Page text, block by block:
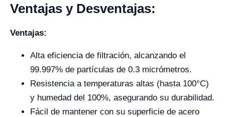
Ventajas y Desventajas:
Ventajas:
Alta eficiencia de filtración, alcanzando el
99.997% de partículas de 0.3 micrómetros.
Resistencia a temperaturas altas (hasta 100°C)
y humedad del 100%, asegurando su durabilidad.
Fácil de mantener con su superficie de acero